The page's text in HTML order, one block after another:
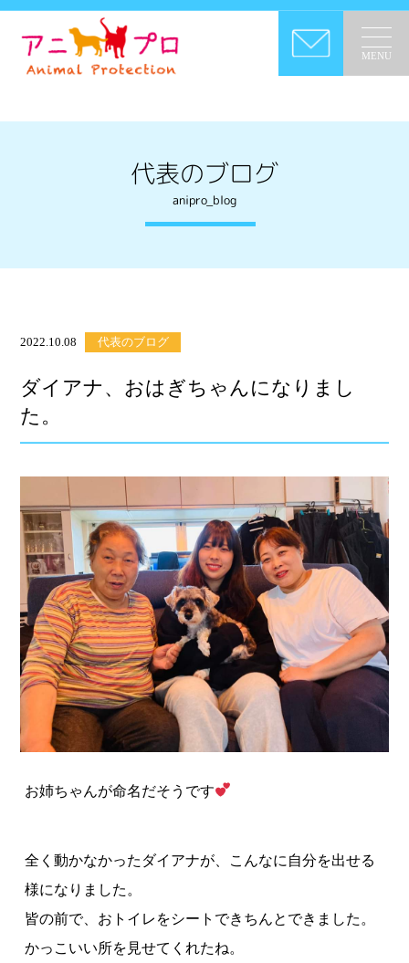
MENU
代表のブログ
anipro_blog
2022.10.08 代表のブログ
ダイアナ、おはぎちゃんになりまし
た。
お姉ちゃんが命名だそうです
全く動かなかったダイアナが、こんなに自分を出せる
様になりました。
皆の前で、おトイレをシートできちんとできました。
かっこいい所を見せてくれたね。